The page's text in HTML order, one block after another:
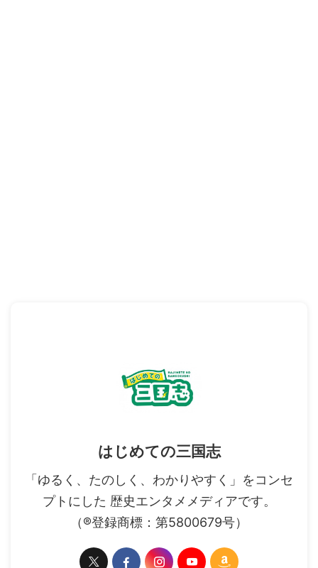
はじめての三国志
「ゆるく、たのしく、わかりやすく」をコンセ
プトにした 歴史エンタメメディアです。
（®登録商標：第5800679号）